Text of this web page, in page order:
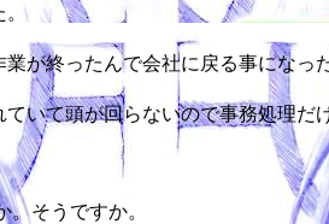
。
が終ったんで会社に戻る事になっ
いて頭が回らないので事務処理だ
そうですか。